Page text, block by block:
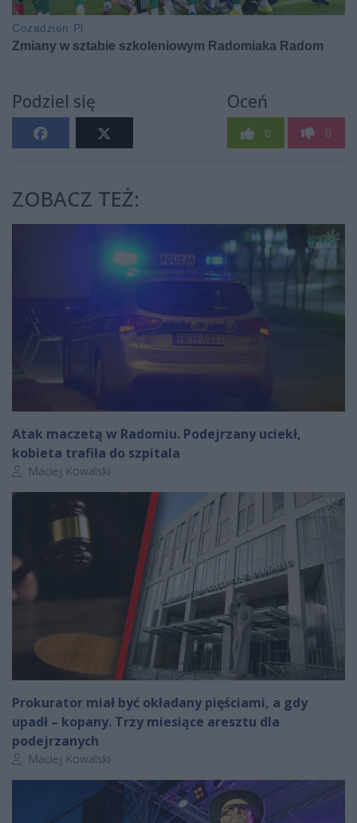
Podziel się Oceń
0 0
ZOBACZ TEŻ:
Atak maczetą w Radomiu. Podejrzany uciekł,
kobieta trafiła do szpitala
Autor artykułu:
Maciej Kowalski
Prokurator miał być okładany pięściami, a gdy
upadł – kopany. Trzy miesiące aresztu dla
podejrzanych
Autor artykułu:
Maciej Kowalski